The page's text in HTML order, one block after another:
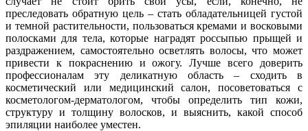
преследовать обратную цель – стать обладательницей густой
и темной растительности, пользоваться кремами и восковыми
полосками для тела, которые наградят россыпью прыщей и
раздражением, самостоятельно осветлять волосы, что может
привести к покраснению и ожогу. Лучше всего доверить
профессионалам эту деликатную область – сходить в
косметический или медицинский салон, посоветоваться с
косметологом-дерматологом, чтобы определить тип кожи,
структуру и толщину волосков, и выяснить, какой способ
эпиляции наиболее уместен.